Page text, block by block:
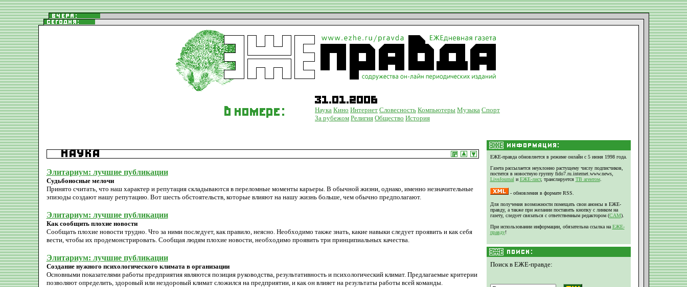
Наука Кино Интернет Словесность Компьютеры Музыка Спорт
За рубежом Религия Общество История
Элитариум: лучшие публикации
Судьбоносные мелочи
Принято считать, что наш характер и репутация складываются в переломные моменты карьеры. В обычной жизни, однако, именно незначительные
эпизоды создают нашу репутацию. Вот шесть обстоятельств, которые влияют на нашу жизнь больше, чем обычно предполагают.
Элитариум: лучшие публикации
Как сообщить плохие новости
Сообщать плохие новости трудно. Что за ними последует, как правило, неясно. Необходимо также знать, какие навыки следует проявить и как себя
вести, чтобы их продемонстрировать. Сообщая людям плохие новости, необходимо проявить три принципиальных качества.
Элитариум: лучшие публикации
Создание нужного психологического климата в организации
Основными показателями работы предприятия являются позиция руководства, результативность и психологический климат. Предлагаемые критерии
позволяют определить, здоровый или нездоровый климат сложился на предприятии, и как он влияет на результаты работы всей команды.
ЕЖЕ-правда обновляется в режиме онлайн с 5 июня 1998 года.
Газета рассылается неуклонно растущему числу подписчиков,
постится в новостную группу fido7.ru.internet.www.news,
LiveJournal и ЕЖЕ-лист, транслируется ТВ агентом.
- обновления в формате RSS.
Для получения возможности помещать свои анонсы в ЕЖЕ-
правду, а также при желании поставить кнопку с линком на
газету, следует связаться с ответственным редактором (CAM).
При использовании информации, обязательна ссылка на ЕЖЕ-
правду!
Поиск в ЕЖЕ-правде: